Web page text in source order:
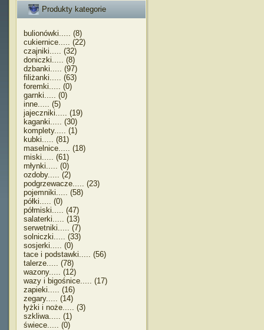
Produkty kategorie
bulionówki..... (8)
cukiernice..... (22)
czajniki..... (32)
doniczki..... (8)
dzbanki..... (97)
filiżanki..... (63)
foremki..... (0)
garnki..... (0)
inne..... (5)
jajeczniki..... (19)
kaganki..... (30)
komplety..... (1)
kubki..... (81)
maselnice..... (18)
miski..... (61)
młynki..... (0)
ozdoby..... (2)
podgrzewacze..... (23)
pojemniki..... (58)
półki..... (0)
półmiski..... (47)
salaterki..... (13)
serwetniki..... (7)
solniczki..... (33)
sosjerki..... (0)
tace i podstawki..... (56)
talerze..... (78)
wazony..... (12)
wazy i bigośnice..... (17)
zapieki..... (16)
zegary..... (14)
łyżki i noże..... (3)
szkliwa..... (1)
świece..... (0)